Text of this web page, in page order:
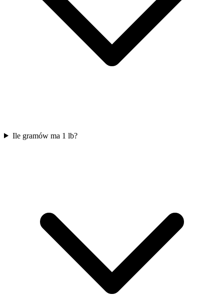
Ile gramów ma 1 lb?